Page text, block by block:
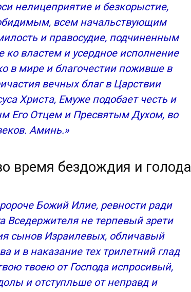
нелицеприятие и безкорыстие,
всем начальствующим
и правосудие, подчиненным
властем и усердное исполнение
в мире и благочестии поживше в
вечных благ в Царствии
Христа, Емуже подобает честь и
Его Отцем и Пресвятым Духом, во
Аминь.»
время бездождия и голода
Божий Илие, ревности ради
Вседержителя не терпевый зрети
сынов Израилевых, обличавый
и в наказание тех трилетний глад
твоею от Господа испросивый,
и отступльше от неправд и